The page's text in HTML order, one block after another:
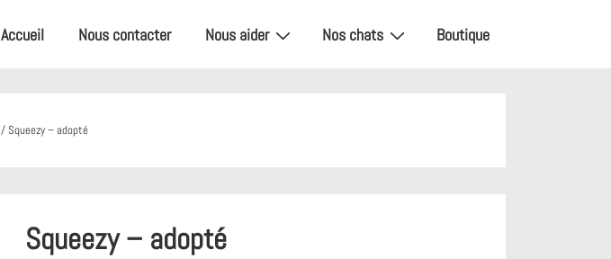
Accueil Nous contacter Nous aider Nos chats Boutique
/ Squeezy – adopté
Squeezy – adopté